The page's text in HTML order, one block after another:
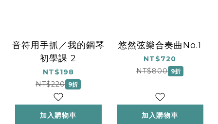
音符用手抓／我的鋼琴
初學課 2
NT$198
NT$220 9折
加入購物車
悠然弦樂合奏曲No.1
NT$720
NT$800 9折
加入購物車